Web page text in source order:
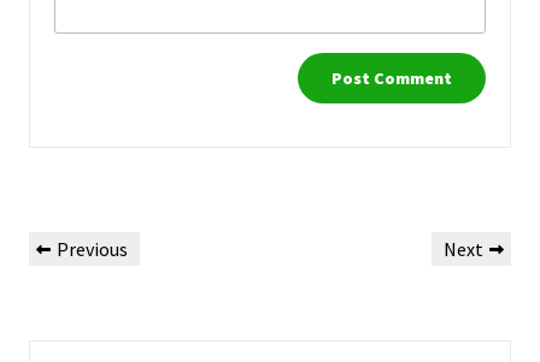
navigation
Previous
Previous
Next
Next